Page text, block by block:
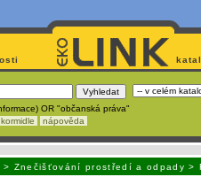
OR "občanská práva"
nápověda
> Znečišťování prostředí a odpady >